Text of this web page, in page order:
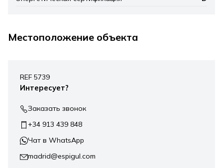
Местоположение объекта
−
REF 5739
Интересует?
Заказать звонок
+34 913 439 848
Чат в WhatsApp
madrid@espigul.com